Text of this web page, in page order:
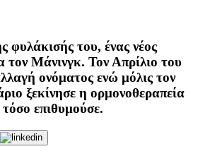
φυλάκισής του, ένας νέος
τον Μάνινγκ. Τον Απρίλιο του
ονόματος ενώ μόλις τον
ξεκίνησε η ορμονοθεραπεία
επιθυμούσε.